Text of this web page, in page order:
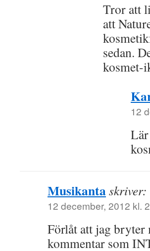
Tror att
att
sedan.
kosmet-
12
Musikantaskriver:
12 december, 2012 kl.
Förlåt att jag bryter
kommentar som